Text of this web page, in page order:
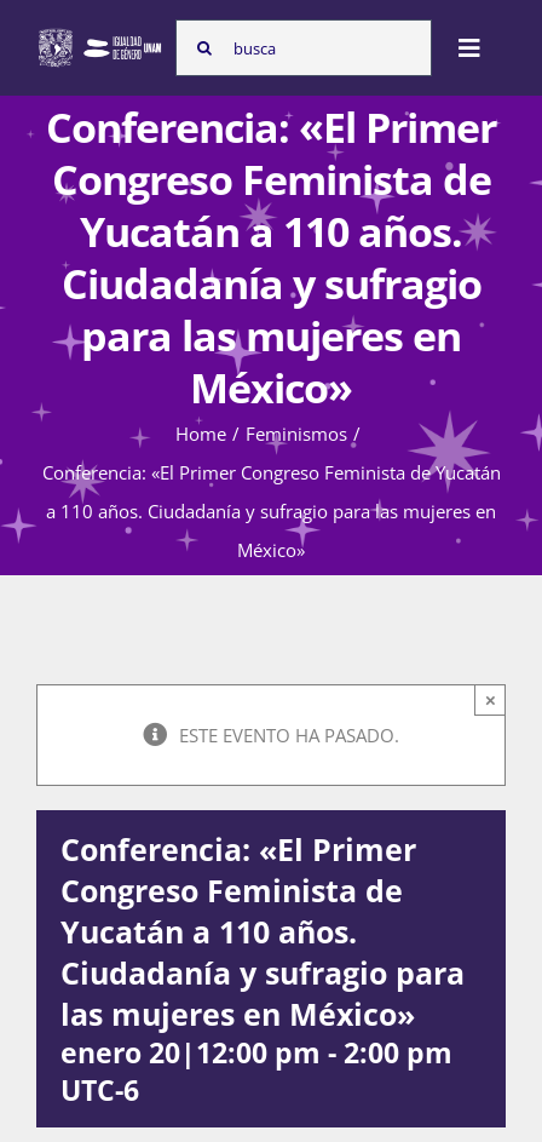
content
Search
for:
Toggle
Inicio
Nosotras
Programas
Atención de la violencia de género
Cursos
La Boletina
Recursos
Súmate
Publicaciones
Conferencia: «El Primer
Congreso Feminista de
Yucatán a 110 años.
Ciudadanía y sufragio
para las mujeres en
México»
Home
Feminismos
Conferencia: «El Primer Congreso Feminista de Yucatán
a 110 años. Ciudadanía y sufragio para las mujeres en
México»
ESTE EVENTO HA PASADO.
×
Conferencia: «El Primer
Congreso Feminista de
Yucatán a 110 años.
Ciudadanía y sufragio para
las mujeres en México»
enero 20|12:00 pm - 2:00 pm
UTC-6